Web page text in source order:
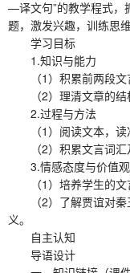
—译文句”的教学程式，
题，激发兴趣，训练思
学习目标
1.知识与能力
（1）积累前两段文
（2）理清文章的结
2.过程与方法
（1）阅读文本，读
（2）积累文言词汇
3.情感态度与价值观
（1）培养学生的文
（2）了解贾谊对秦
义。
自主认知
导语设计